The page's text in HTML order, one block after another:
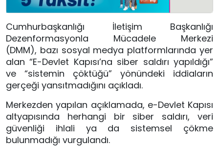
Cumhurbaşkanlığı İletişim Başkanlığı
Dezenformasyonla Mücadele Merkezi
(DMM), bazı sosyal medya platformlarında yer
alan “E-Devlet Kapısı’na siber saldırı yapıldığı”
ve “sistemin çöktüğü” yönündeki iddiaların
gerçeği yansıtmadığını açıkladı.
Merkezden yapılan açıklamada, e-Devlet Kapısı
altyapısında herhangi bir siber saldırı, veri
güvenliği ihlali ya da sistemsel çökme
bulunmadığı vurgulandı.